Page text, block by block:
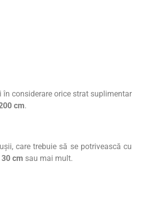
considerare orice strat suplimentar
cm.
care trebuie să se potrivească cu
cm sau mai mult.